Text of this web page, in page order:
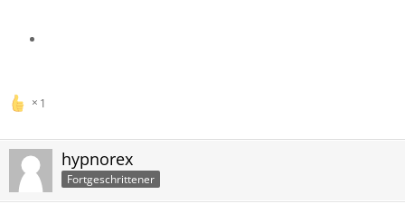
1
hypnorex
Fortgeschrittener